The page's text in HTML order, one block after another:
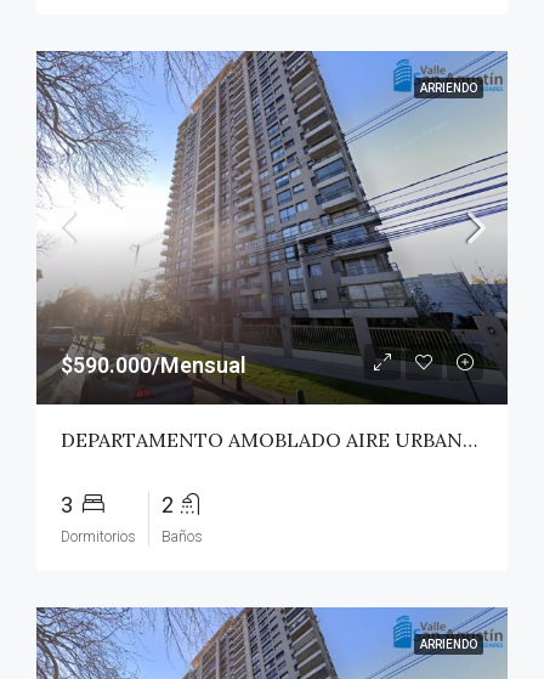
ARRIENDO
$590.000/Mensual
DEPARTAMENTO AMOBLADO AIRE URBANO (PAZ) – TALCA
3
Dormitorios
2
Baños
ARRIENDO